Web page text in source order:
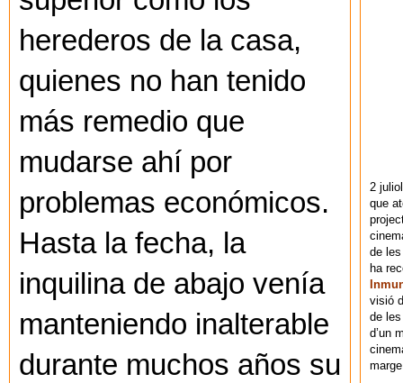
herederos de la casa,
quienes no han tenido
más remedio que
mudarse ahí por
problemas económicos.
Hasta la fecha, la
inquilina de abajo venía
manteniendo inalterable
durante muchos años su
2
que
de
ha
visió
de
d’un